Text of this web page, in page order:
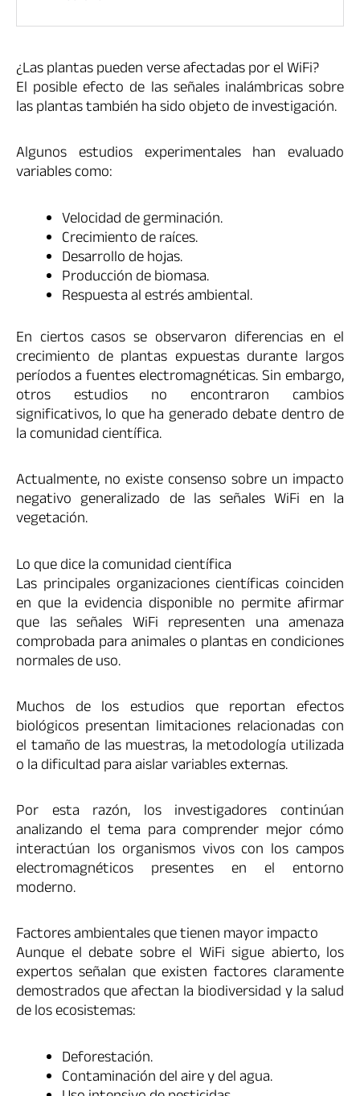
¿Las plantas pueden verse afectadas por el WiFi?
El posible efecto de las señales inalámbricas sobre
las plantas también ha sido objeto de investigación.
Algunos estudios experimentales han evaluado
variables como:
Velocidad de germinación.
Crecimiento de raíces.
Desarrollo de hojas.
Producción de biomasa.
Respuesta al estrés ambiental.
En ciertos casos se observaron diferencias en el
crecimiento de plantas expuestas durante largos
períodos a fuentes electromagnéticas. Sin embargo,
otros estudios no encontraron cambios
significativos, lo que ha generado debate dentro de
la comunidad científica.
Actualmente, no existe consenso sobre un impacto
negativo generalizado de las señales WiFi en la
vegetación.
Lo que dice la comunidad científica
Las principales organizaciones científicas coinciden
en que la evidencia disponible no permite afirmar
que las señales WiFi representen una amenaza
comprobada para animales o plantas en condiciones
normales de uso.
Muchos de los estudios que reportan efectos
biológicos presentan limitaciones relacionadas con
el tamaño de las muestras, la metodología utilizada
o la dificultad para aislar variables externas.
Por esta razón, los investigadores continúan
analizando el tema para comprender mejor cómo
interactúan los organismos vivos con los campos
electromagnéticos presentes en el entorno
moderno.
Factores ambientales que tienen mayor impacto
Aunque el debate sobre el WiFi sigue abierto, los
expertos señalan que existen factores claramente
demostrados que afectan la biodiversidad y la salud
de los ecosistemas:
Deforestación.
Contaminación del aire y del agua.